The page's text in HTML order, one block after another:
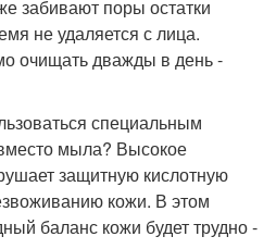
забивают поры остатки
не удаляется с лица.
очищать дважды в день -
специальным
мыла? Высокое
защитную кислотную
кожи. В этом
баланс кожи будет трудно -